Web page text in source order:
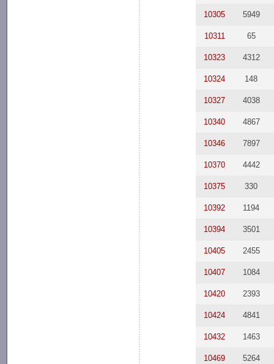
10305 5949
10311 65
10323 4312
10324 148
10327 4038
10340 4867
10346 7897
10370 4442
10375 330
10392 1194
10394 3501
10405 2455
10407 1084
10420 2393
10424 4841
10432 1463
10469 5264